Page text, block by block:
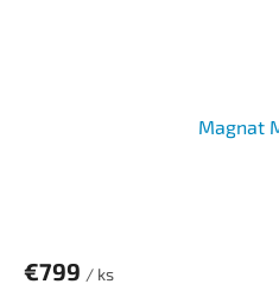
Magnat
€799 / ks